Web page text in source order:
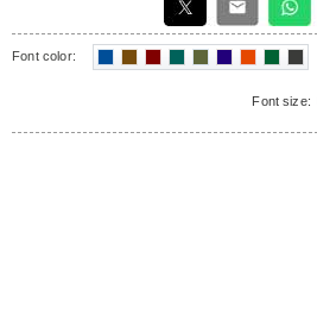
Font color:
Font size: